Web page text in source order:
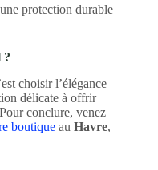
protection durable
?
choisir l’élégance
délicate à offrir
conclure, venez
boutique au Havre,